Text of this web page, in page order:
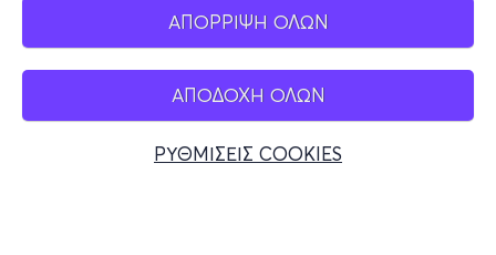
ΑΠΟΡΡΙΨΗ ΟΛΩΝ
ΑΠΟΔΟΧΗ ΟΛΩΝ
ΡΥΘΜΙΣΕΙΣ COOKIES